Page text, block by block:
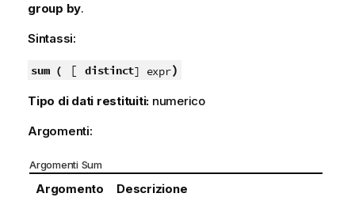
group by.
Sintassi:
sum ( [ distinct] expr)
Tipo di dati restituiti: numerico
Argomenti:
Argomenti Sum
Argomento Descrizione